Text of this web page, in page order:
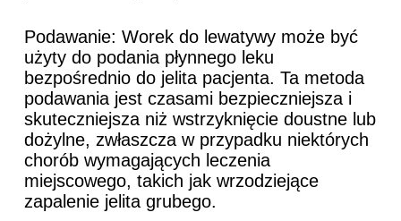
Podawanie: Worek do lewatywy może być
użyty do podania płynnego leku
bezpośrednio do jelita pacjenta. Ta metoda
podawania jest czasami bezpieczniejsza i
skuteczniejsza niż wstrzyknięcie doustne lub
dożylne, zwłaszcza w przypadku niektórych
chorób wymagających leczenia
miejscowego, takich jak wrzodziejące
zapalenie jelita grubego.